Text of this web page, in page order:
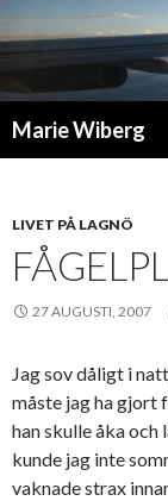
Marie Wiberg
LIVET PÅ LAGNÖ
27 AUGUSTI, 2007
Jag sov dåligt i
måste jag ha gjort
han skulle åka och
kunde jag inte
vaknade strax